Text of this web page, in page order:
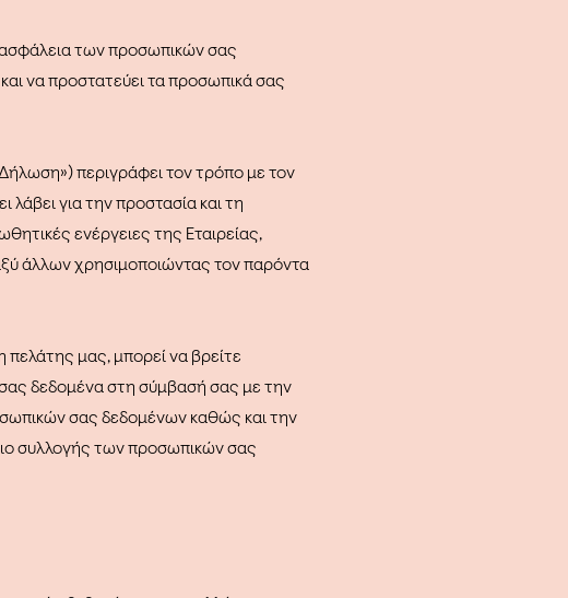
ασφάλεια των προσωπικών σας
και να προστατεύει τα προσωπικά σας
περιγράφει τον τρόπο με τον
για την προστασία και τη
ενέργειες της Εταιρείας,
άλλων χρησιμοποιώντας τον παρόντα
μας, μπορεί να βρείτε
δεδομένα στη σύμβασή σας με την
σας δεδομένων καθώς και την
συλλογής των προσωπικών σας